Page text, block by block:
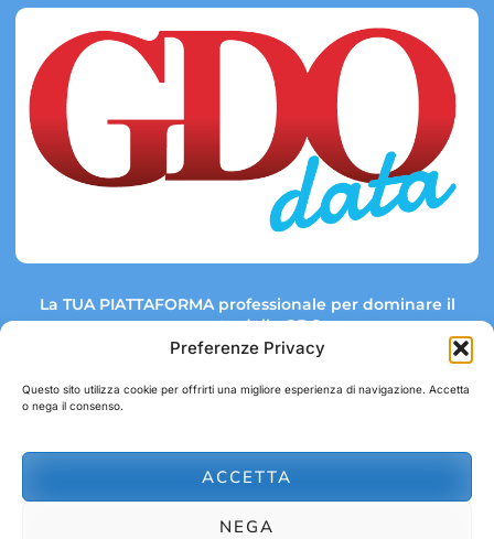
Preferenze Privacy
Questo sito utilizza cookie per offrirti una migliore esperienza di navigazione. Accetta
o nega il consenso.
ACCETTA
NEGA
La TUA PIATTAFORMA professionale per dominare il
mercato della GDO.
Link rapidi:
abbonamenti@gdodata.it